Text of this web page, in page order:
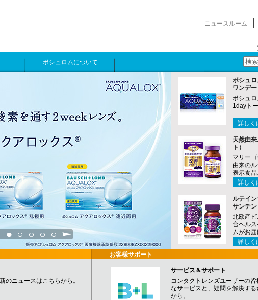
ニュースルーム
ボシュロムについて
5 6 7 8 9
ボシュ
ワンデ
ボシュ
1dayト
詳しく
天然由
ト）
マリー
由来の
表示食品
詳しく
ルテイ
サンチン
北欧産
合ヘル
ムがお
詳しく
のニュースはこちらから。
お客様サポート
サービス＆サポート
コンタクトレンズユーザーの
なサービスと、疑問を解決す
から。